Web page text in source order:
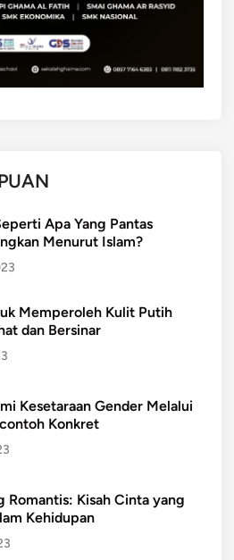
o
n
a
n
p
a
t
n
1
Apa Yang Pantas
Menurut Islam?
Memperoleh Kulit Putih
dan Bersinar
Kesetaraan Gender Melalui
Konkret
Romantis: Kisah Cinta yang
Kehidupan